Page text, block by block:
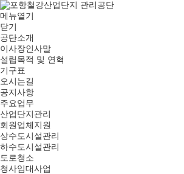
메뉴열기
닫기
공단소개
이사장인사말
설립목적 및 연혁
기구표
오시는길
공지사항
주요업무
산업단지관리
회원업체지원
상수도시설관리
하수도시설관리
도로청소
청사임대사업